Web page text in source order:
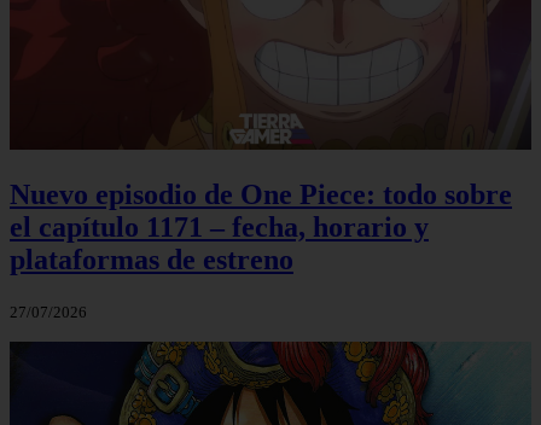
Nuevo episodio de One Piece: todo sobre
el capítulo 1171 – fecha, horario y
plataformas de estreno
27/07/2026